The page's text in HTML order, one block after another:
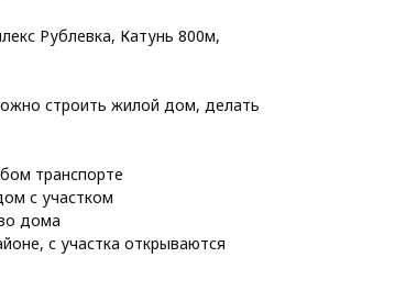
Рублевка, Катунь 800м,
строить жилой дом, делать
транспорте
с участком
дома
с участка открываются